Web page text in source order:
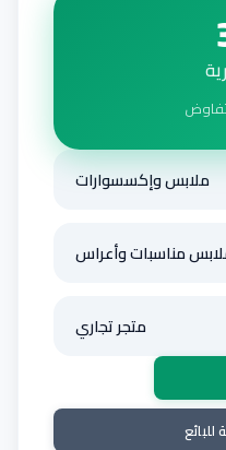
ملابس وإكسسوارات
مناسبات وأعراس
متجر تجاري